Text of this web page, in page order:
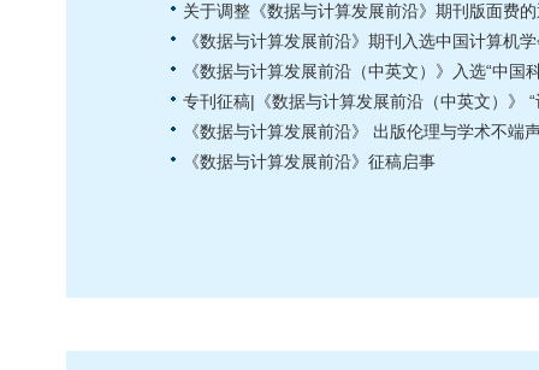
关于调整《数据与计算发展前沿》期刊版面费
《数据与计算发展前沿》期刊入选中国计算机
《数据与计算发展前沿（中英文）》入选“中国
专刊征稿|《数据与计算发展前沿（中英文）》
《数据与计算发展前沿》 出版伦理与学术不端
《数据与计算发展前沿》征稿启事